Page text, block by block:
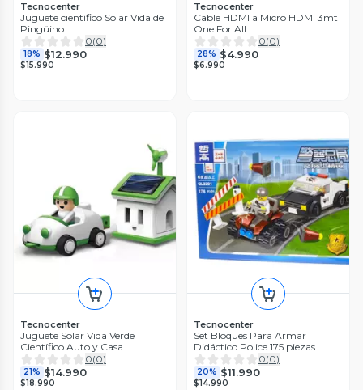
Tecnocenter
Juguete científico Solar Vida de
Pingüino
0(0)
18% $12.990
$15.990
Tecnocenter
Cable HDMI a Micro HDMI 3mt
One For All
0(0)
28% $4.990
$6.990
Tecnocenter
Juguete Solar Vida Verde
Científico Auto y Casa
0(0)
21% $14.990
$18.990
Tecnocenter
Set Bloques Para Armar
Didáctico Police 175 piezas
0(0)
20% $11.990
$14.990